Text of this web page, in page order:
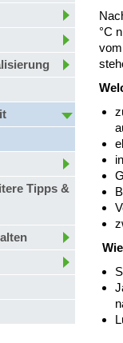
Tipps &
°C